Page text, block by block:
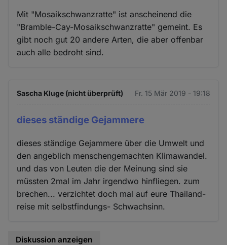
Mit "Mosaikschwanzratte" ist anscheinend die
"Bramble-Cay-Mosaikschwanzratte" gemeint. Es
gibt noch gut 20 andere Arten, die aber offenbar
auch alle bedroht sind.
Sascha Kluge (nicht überprüft) Fr. 15 Mär 2019 - 19:18
dieses ständige Gejammere
dieses ständige Gejammere über die Umwelt und
den angeblich menschengemachten Klimawandel.
und das von Leuten die der Meinung sind sie
müssten 2mal im Jahr irgendwo hinfliegen. zum
brechen... verzichtet doch mal auf eure Thailand-
reise mit selbstfindungs- Schwachsinn.
Diskussion anzeigen